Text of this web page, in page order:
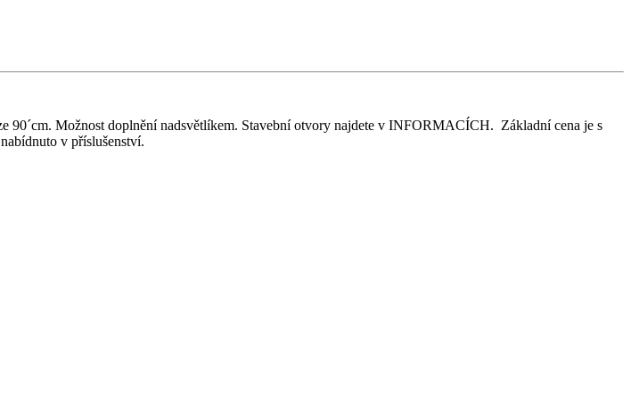
90´cm. Možnost doplnění nadsvětlíkem. Stavební otvory najdete v INFORMACÍCH. Základní cena je s
v příslušenství.